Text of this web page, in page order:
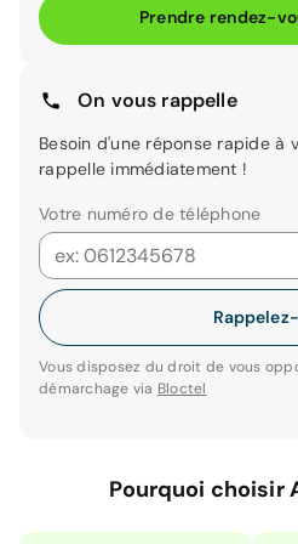
Prendre rendez-
On vous rappelle
Besoin d'une réponse rapide à
rappelle immédiatement !
Votre numéro de téléphone
Vous disposez du droit de vous
démarchage via Bloctel
Pourquoi choisir